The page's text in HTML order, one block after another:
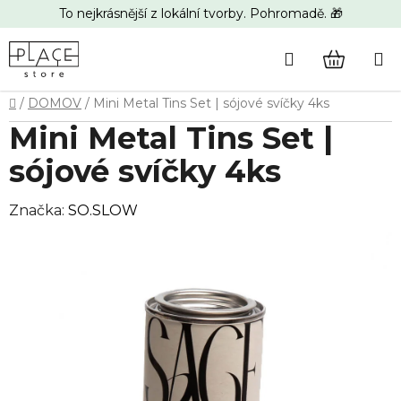
na
obsah
To nejkrásnější z lokální tvorby. Pohromadě. 🎁
Hledat
Domů
/ DOMOV / Mini Metal Tins Set | sójové svíčky 4ks
Mini Metal Tins Set |
sójové svíčky 4ks
Značka: SO.SLOW